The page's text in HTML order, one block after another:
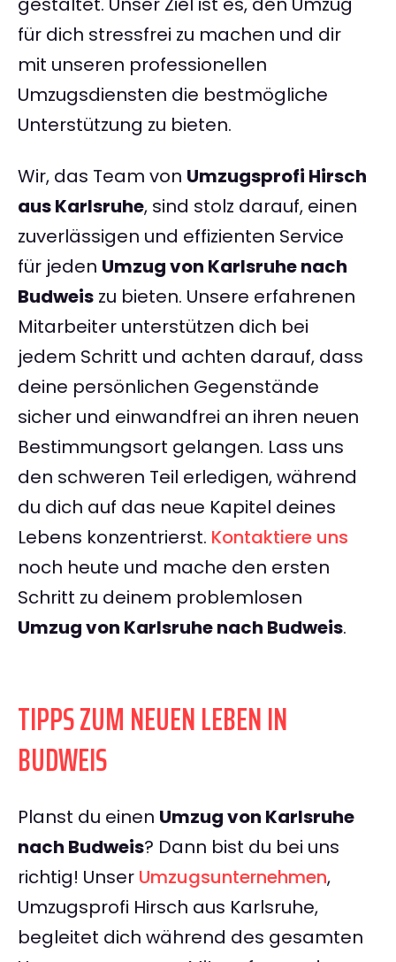
für dich stressfrei zu machen und dir
mit unseren professionellen
Umzugsdiensten die bestmögliche
Unterstützung zu bieten.
Wir, das Team von Umzugsprofi Hirsch
aus Karlsruhe, sind stolz darauf, einen
zuverlässigen und effizienten Service
für jeden Umzug von Karlsruhe nach
Budweis zu bieten. Unsere erfahrenen
Mitarbeiter unterstützen dich bei
jedem Schritt und achten darauf, dass
deine persönlichen Gegenstände
sicher und einwandfrei an ihren neuen
Bestimmungsort gelangen. Lass uns
den schweren Teil erledigen, während
du dich auf das neue Kapitel deines
Lebens konzentrierst. Kontaktiere uns
noch heute und mache den ersten
Schritt zu deinem problemlosen
Umzug von Karlsruhe nach Budweis.
TIPPS ZUM NEUEN LEBEN IN
BUDWEIS
Planst du einen Umzug von Karlsruhe
nach Budweis? Dann bist du bei uns
richtig! Unser Umzugsunternehmen,
Umzugsprofi Hirsch aus Karlsruhe,
begleitet dich während des gesamten